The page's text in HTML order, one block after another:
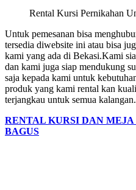
Rental Kursi Pernikahan
Untuk pemesanan bisa
tersedia diwebsite ini atau bisa
kami yang ada di Bekasi.Kami
dan kami juga siap mendukung
saja kepada kami untuk
produk yang kami rental kan
terjangkau untuk semua kalangan.
RENTAL KURSI DAN
BAGUS